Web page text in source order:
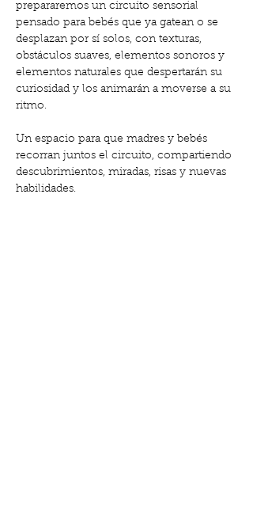
prepararemos un circuito sensorial
pensado para bebés que ya gatean o se
desplazan por sí solos, con texturas,
obstáculos suaves, elementos sonoros y
elementos naturales que despertarán su
curiosidad y los animarán a moverse a su
ritmo.
Un espacio para que madres y bebés
recorran juntos el circuito, compartiendo
descubrimientos, miradas, risas y nuevas
habilidades.